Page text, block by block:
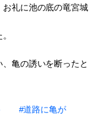
お礼に池の底の竜宮城
亀の誘いを断ったと
#道路に亀が